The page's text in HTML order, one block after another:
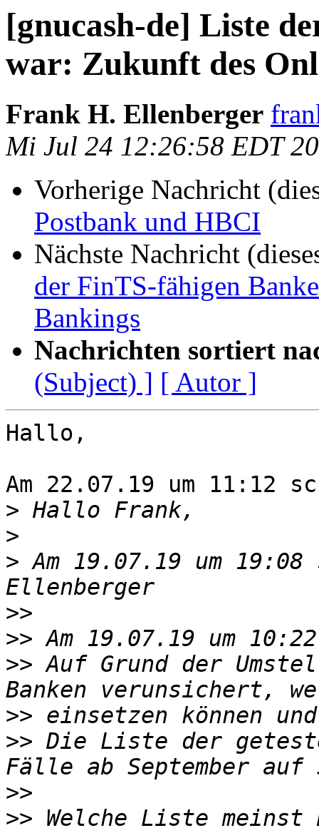
[gnucash-de] Liste
war: Zukunft des
Frank H. Ellenberger
Mi Jul 24 12:26:58 EDT
Vorherige Nachricht
Postbank und HBCI
Nächste Nachricht
der FinTS-fähigen
Bankings
Nachrichten sortiert
(Subject) ] [ Autor ]
Hallo,
Am 22.07.19 um 11:12
>
>
> Am 19.07.19 um
>>
>>
>> Auf Grund der
>>
>> Die Liste der
>>
>>